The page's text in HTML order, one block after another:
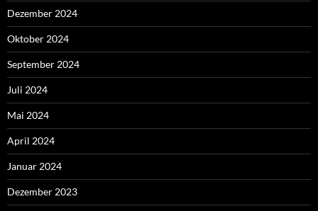
Dezember 2024
Oktober 2024
September 2024
Juli 2024
Mai 2024
April 2024
Januar 2024
Dezember 2023